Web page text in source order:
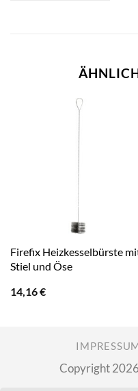
Firefix Heizkesselbürste
Stiel und Öse
14,16€
Copyright